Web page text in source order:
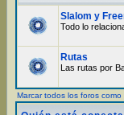
Slalom y
Todo lo
Rutas
Las rutas por
Marcar todos los foros como